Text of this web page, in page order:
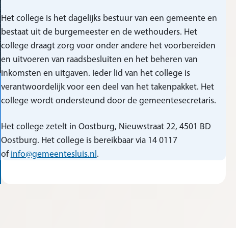
Het college is het dagelijks bestuur van een gemeente en
bestaat uit de burgemeester en de wethouders. Het
college draagt zorg voor onder andere het voorbereiden
en uitvoeren van raadsbesluiten en het beheren van
inkomsten en uitgaven. Ieder lid van het college is
verantwoordelijk voor een deel van het takenpakket. Het
college wordt ondersteund door de gemeentesecretaris.
Het college zetelt in Oostburg, Nieuwstraat 22, 4501 BD
Oostburg. Het college is bereikbaar via 14 0117
ofinfo@gemeentesluis.nl.